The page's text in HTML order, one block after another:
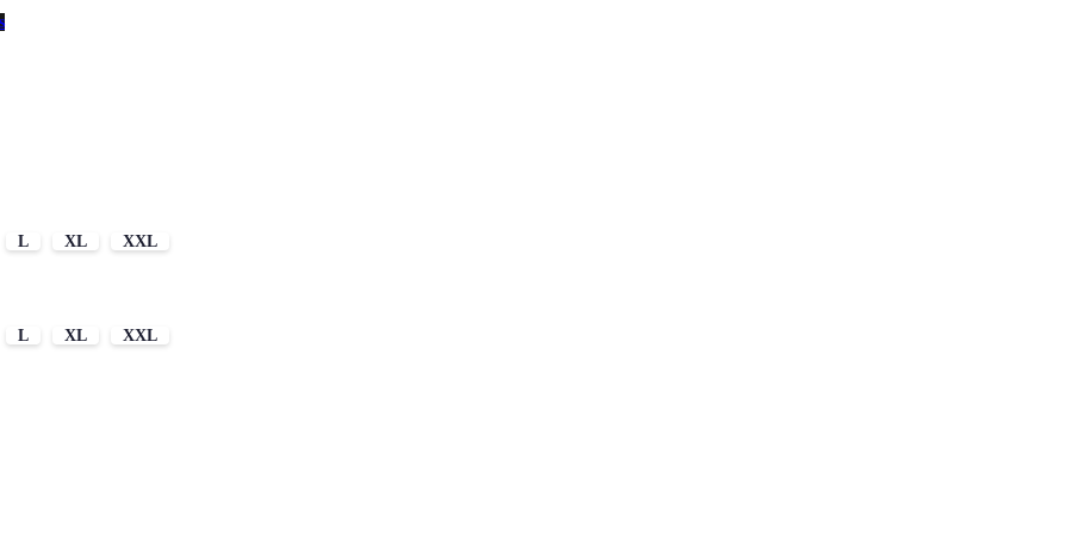
L XL
XXL
L XL
XXL